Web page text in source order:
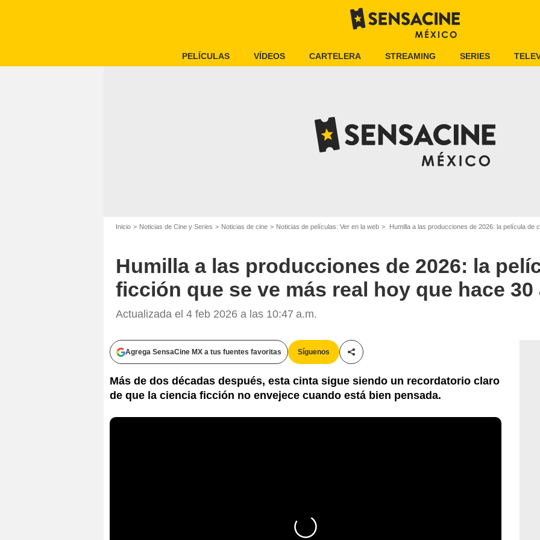
PELÍCULAS VÍDEOS CARTELERA STREAMING SERIES
Inicio Noticias de Cine y Series Noticias de cine Noticias de películas: Ver en la web Humilla a las producciones de 2026: la película de
Humilla a las producciones de 2026: la
ficción que se ve más real hoy que hace 30
Actualizada el 4 feb 2026 a las 10:47 a.m.
Agrega SensaCine MX a tus fuentes favoritas Síguenos
Compartir esta noticia
Más de dos décadas después, esta cinta sigue siendo un recordatorio claro
de que la ciencia ficción no envejece cuando está bien pensada.